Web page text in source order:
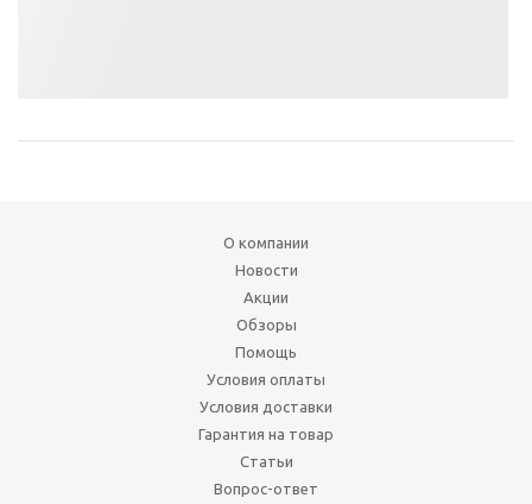
О компании
Новости
Акции
Обзоры
Помощь
Условия оплаты
Условия доставки
Гарантия на товар
Статьи
Вопрос-ответ